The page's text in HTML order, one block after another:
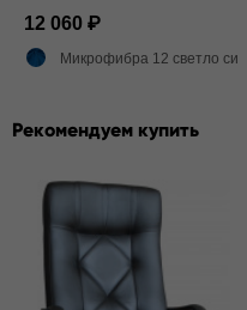
12 060
Микрофибра 12 светло синий
Рекомендуем купить